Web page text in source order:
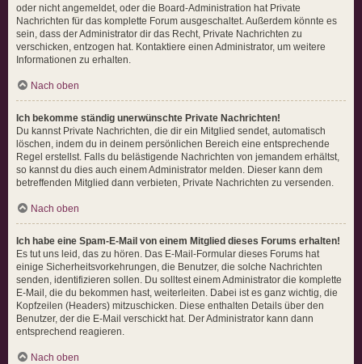
oder nicht angemeldet, oder die Board-Administration hat Private
Nachrichten für das komplette Forum ausgeschaltet. Außerdem könnte es
sein, dass der Administrator dir das Recht, Private Nachrichten zu
verschicken, entzogen hat. Kontaktiere einen Administrator, um weitere
Informationen zu erhalten.
Nach oben
Ich bekomme ständig unerwünschte Private Nachrichten!
Du kannst Private Nachrichten, die dir ein Mitglied sendet, automatisch
löschen, indem du in deinem persönlichen Bereich eine entsprechende
Regel erstellst. Falls du belästigende Nachrichten von jemandem erhältst,
so kannst du dies auch einem Administrator melden. Dieser kann dem
betreffenden Mitglied dann verbieten, Private Nachrichten zu versenden.
Nach oben
Ich habe eine Spam-E-Mail von einem Mitglied dieses Forums erhalten!
Es tut uns leid, das zu hören. Das E-Mail-Formular dieses Forums hat
einige Sicherheitsvorkehrungen, die Benutzer, die solche Nachrichten
senden, identifizieren sollen. Du solltest einem Administrator die komplette
E-Mail, die du bekommen hast, weiterleiten. Dabei ist es ganz wichtig, die
Kopfzeilen (Headers) mitzuschicken. Diese enthalten Details über den
Benutzer, der die E-Mail verschickt hat. Der Administrator kann dann
entsprechend reagieren.
Nach oben